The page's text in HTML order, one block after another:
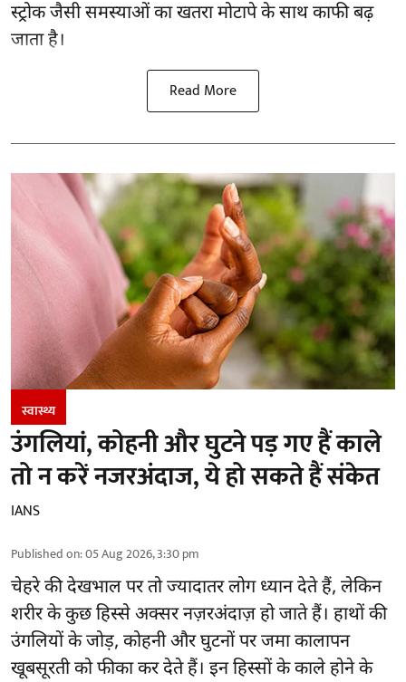
स्ट्रोक जैसी समस्याओं का खतरा मोटापे के साथ काफी बढ़
जाता है।
Read More
स्वास्थ्य
उंगलियां, कोहनी और घुटने पड़ गए हैं काले
तो न करें नजरअंदाज, ये हो सकते हैं संकेत
IANS
Published on:05 Aug 2026, 3:30 pm
चेहरे की देखभालपर तो ज्यादातर लोग ध्यान देते हैं, लेकिन
शरीर के कुछ हिस्से अक्सर नज़रअंदाज़ हो जाते हैं। हाथों की
उंगलियों के जोड़, कोहनी और घुटनों पर जमा कालापन
खूबसूरती को फीका कर देते हैं। इन हिस्सों के काले होने के